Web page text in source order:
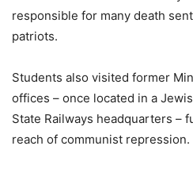
responsible for many death
patriots.
Students also visited former
offices – once located in a
State Railways headquarters –
reach of communist repression.